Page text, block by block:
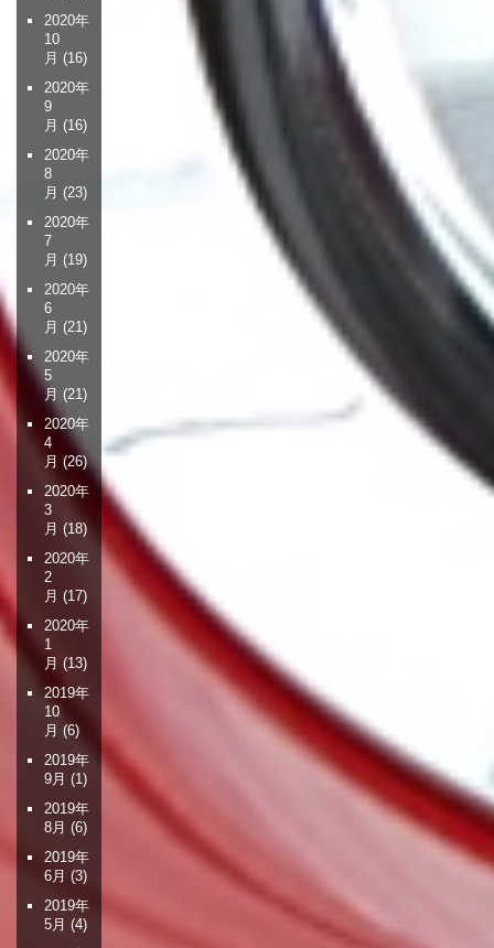
2020年
10
月 (16)
2020年
9
月 (16)
2020年
8
月 (23)
2020年
7
月 (19)
2020年
6
月 (21)
2020年
5
月 (21)
2020年
4
月 (26)
2020年
3
月 (18)
2020年
2
月 (17)
2020年
1
月 (13)
2019年
10
月 (6)
2019年
9月 (1)
2019年
8月 (6)
2019年
6月 (3)
2019年
5月 (4)